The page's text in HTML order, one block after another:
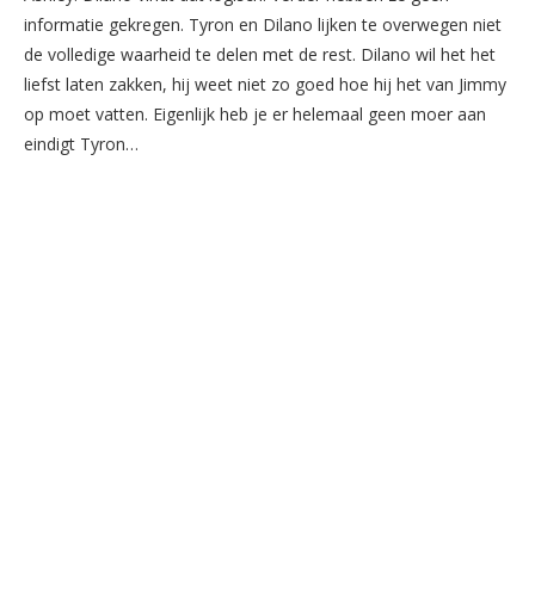
informatie gekregen. Tyron en Dilano lijken te overwegen niet
de volledige waarheid te delen met de rest. Dilano wil het het
liefst laten zakken, hij weet niet zo goed hoe hij het van Jimmy
op moet vatten. Eigenlijk heb je er helemaal geen moer aan
eindigt Tyron…